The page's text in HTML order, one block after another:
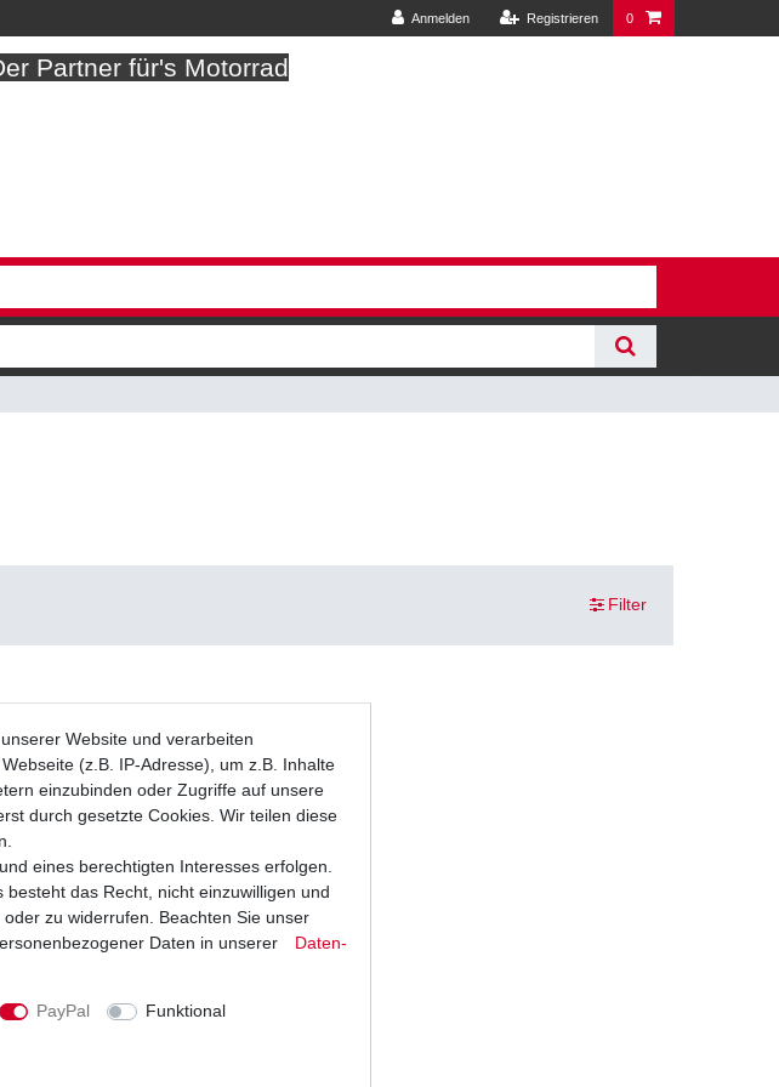
Anmelden Registrieren 0
Partner für's Motorrad
Filter
Website und verarbeiten
(z.B. IP-Adresse), um z.B. Inhalte
einzubinden oder Zugriffe auf unsere
durch gesetzte Cookies. Wir teilen diese
eines berechtigten Interesses erfolgen.
das Recht, nicht einzuwilligen und
zu widerrufen. Beachten Sie unser
Daten in unserer
Daten­
PayPal
Funktional